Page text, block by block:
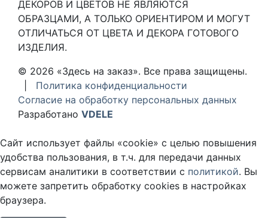
ДЕКОРОВ И ЦВЕТОВ НЕ ЯВЛЯЮТСЯ
ОБРАЗЦАМИ, А ТОЛЬКО ОРИЕНТИРОМ И МОГУТ
ОТЛИЧАТЬСЯ ОТ ЦВЕТА И ДЕКОРА ГОТОВОГО
ИЗДЕЛИЯ.
© 2026 «Здесь на заказ». Все права защищены.
Политика конфиденциальности
Согласие на обработку персональных данных
Разработано VDELE
Сайт использует файлы «cookie» с целью повышения
удобства пользования, в т.ч. для передачи данных
сервисам аналитики в соответствии с политикой. Вы
можете запретить обработку cookies в настройках
браузера.